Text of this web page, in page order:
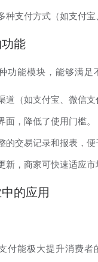
种支付方式（如支付
能
功能模块，能够满足
道（如支付宝、微信支
面，降低了使用门槛。
的交易记录和报表，便
新，商家可快速适应市
的应用
付能极大提升消费